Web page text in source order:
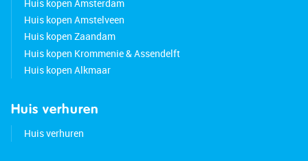
Huis kopen Amsterdam
Huis kopen Amstelveen
Huis kopen Zaandam
Huis kopen Krommenie & Assendelft
Huis kopen Alkmaar
Huis verhuren
Huis verhuren